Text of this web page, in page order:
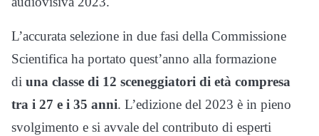
L’accurata selezione in due fasi della Commissione
Scientifica ha portato quest’anno alla formazione
di una classe di 12 sceneggiatori di età compresa
tra i 27 e i 35 anni. L’edizione del 2023 è in pieno
svolgimento e si avvale del contributo di esperti